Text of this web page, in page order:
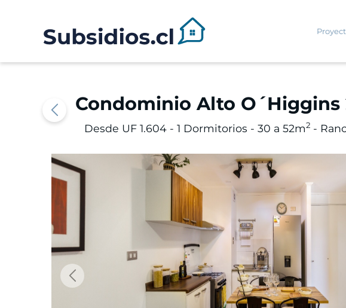
Condominio Alto O´Higgins
Desde UF 1.604 - 1 Dormitorios - 30 a 52m2 -
Previous